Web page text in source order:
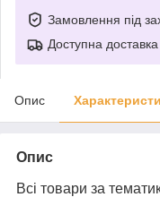
Замовлення під
Доступна доставка
Опис
Опис
Всі товари за